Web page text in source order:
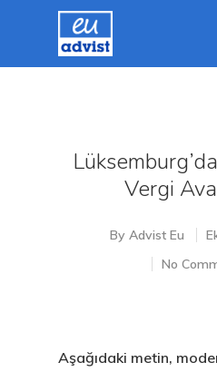
Vergi
By Advist Eu
No
Aşağıdaki metin,